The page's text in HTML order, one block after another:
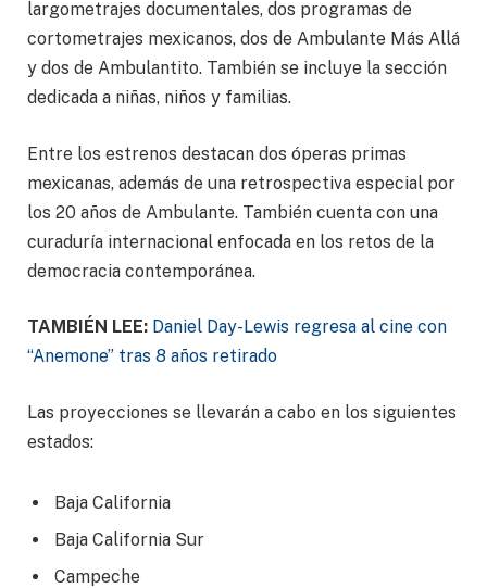
largometrajes documentales, dos programas de
cortometrajes mexicanos, dos de Ambulante Más Allá
y dos de Ambulantito. También se incluye la sección
dedicada a niñas, niños y familias.
Entre los estrenos destacan dos óperas primas
mexicanas, además de una retrospectiva especial por
los 20 años de Ambulante. También cuenta con una
curaduría internacional enfocada en los retos de la
democracia contemporánea.
TAMBIÉN LEE: Daniel Day-Lewis regresa al cine con
“Anemone” tras 8 años retirado
Las proyecciones se llevarán a cabo en los siguientes
estados:
Baja California
Baja California Sur
Campeche